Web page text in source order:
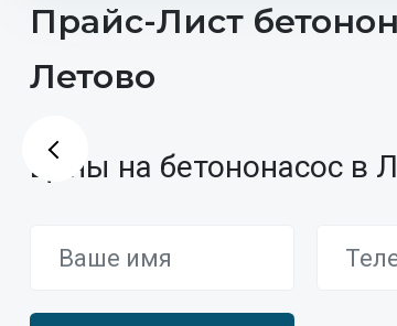
Прайс-Лист
Летово
Цены на бетононасос в